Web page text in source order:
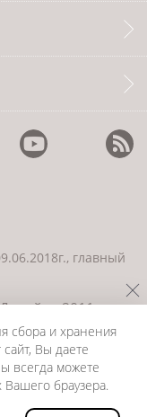
главный
2011—
сбора и хранения
Вы даете
всегда можете
браузера.